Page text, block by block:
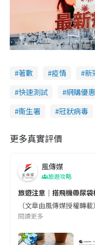
著數 疫情 新
快速測試
網購優惠
衞生署
冠狀病毒
更多真實評價
風傳媒
旅遊攻略
旅遊注意｜搭飛機帶尿
（文章由風傳媒授權轉
閱讀更多